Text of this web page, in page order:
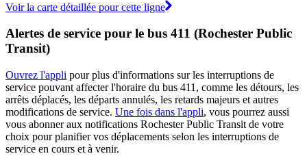
Voir la carte détaillée pour cette ligne
Alertes de service pour le bus 411 (Rochester Public
Transit)
Ouvrez l'appli pour plus d'informations sur les interruptions de
service pouvant affecter l'horaire du bus 411, comme les détours, les
arrêts déplacés, les départs annulés, les retards majeurs et autres
modifications de service. Une fois dans l'appli, vous pourrez aussi
vous abonner aux notifications Rochester Public Transit de votre
choix pour planifier vos déplacements selon les interruptions de
service en cours et à venir.